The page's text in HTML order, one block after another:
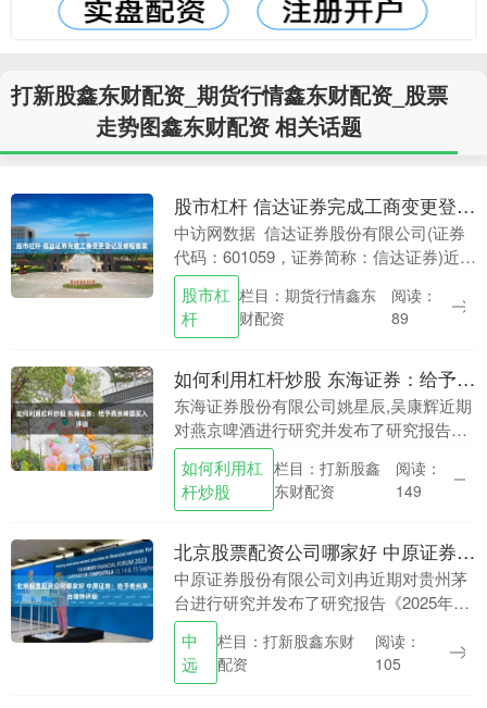
打新股鑫东财配资_期货行情鑫东财配资_股票
走势图鑫东财配资 相关话题
股市杠杆 信达证券完成工商变更登记及章程备案
中访网数据 信达证券股份有限公司(证券
代码：601059，证券简称：信达证券)近日
宣布，已完成相关工商变更登记及《公司
章程》的备案手续，并取得了由北京市市
场监....
股市杠
杆
栏目：期货行情鑫东
财配资
阅读：
89
如何利用杠杆炒股 东海证券：给予燕京啤酒买入评级
东海证券股份有限公司姚星辰,吴康辉近期
对燕京啤酒进行研究并发布了研究报告
《公司简评报告：飞轮效应显现，盈利持
续向上》，给予燕京啤酒买入评级。 燕京
啤酒(0007....
如何利用杠
杆炒股
栏目：打新股鑫
东财配资
阅读：
149
北京股票配资公司哪家好 中原证券：给予贵州茅台增持评级
中原证券股份有限公司刘冉近期对贵州茅
台进行研究并发布了研究报告《2025年中
报点评：营收增长放缓，成本相对上
升》，给予贵州茅台增持评级。 贵州茅台
(600519....
中
远
栏目：打新股鑫东财
配资
阅读：
105